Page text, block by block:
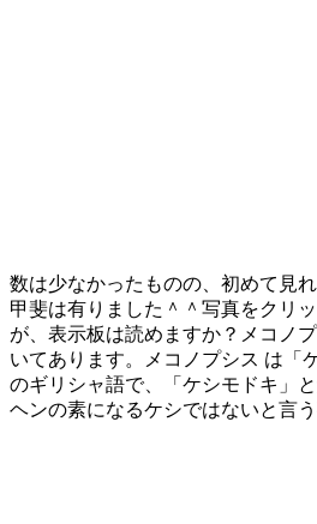
数は少なかったものの、初めて見
甲斐は有りました＾＾写真をクリ
が、表示板は読めますか？メコノ
いてあります。メコノプシス は「
のギリシャ語で、「ケシモドキ」
ヘンの素になるケシではないと言